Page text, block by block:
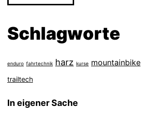
Schlagworte
enduro fahrtechnik harz kurse mountainbike
trailtech
In eigener Sache